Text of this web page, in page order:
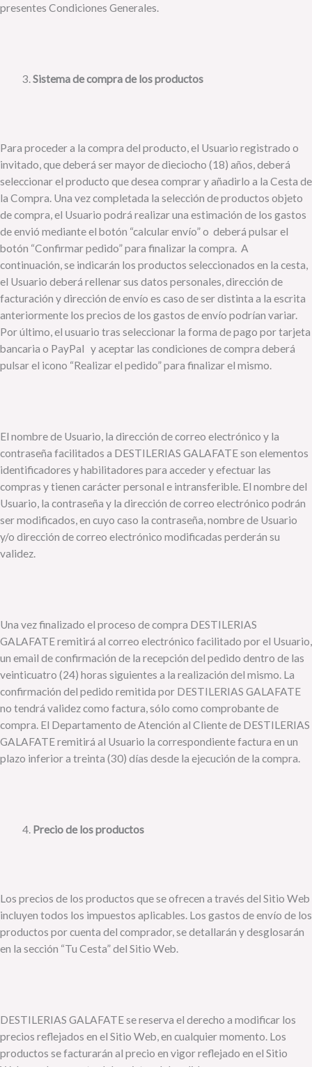
presentes Condiciones Generales.
Sistema de compra de los productos
Para proceder a la compra del producto, el Usuario registrado o
invitado, que deberá ser mayor de dieciocho (18) años, deberá
seleccionar el producto que desea comprar y añadirlo a la Cesta de
la Compra. Una vez completada la selección de productos objeto
de compra, el Usuario podrá realizar una estimación de los gastos
de envió mediante el botón “calcular envío” o deberá pulsar el
botón “Confirmar pedido” para finalizar la compra. A
continuación, se indicarán los productos seleccionados en la cesta,
el Usuario deberá rellenar sus datos personales, dirección de
facturación y dirección de envío es caso de ser distinta a la escrita
anteriormente los precios de los gastos de envío podrían variar.
Por último, el usuario tras seleccionar la forma de pago por tarjeta
bancaria o PayPal y aceptar las condiciones de compra deberá
pulsar el icono “Realizar el pedido” para finalizar el mismo.
El nombre de Usuario, la dirección de correo electrónico y la
contraseña facilitados a DESTILERIAS GALAFATE son elementos
identificadores y habilitadores para acceder y efectuar las
compras y tienen carácter personal e intransferible. El nombre del
Usuario, la contraseña y la dirección de correo electrónico podrán
ser modificados, en cuyo caso la contraseña, nombre de Usuario
y/o dirección de correo electrónico modificadas perderán su
validez.
Una vez finalizado el proceso de compra DESTILERIAS
GALAFATE remitirá al correo electrónico facilitado por el Usuario,
un email de confirmación de la recepción del pedido dentro de las
veinticuatro (24) horas siguientes a la realización del mismo. La
confirmación del pedido remitida por DESTILERIAS GALAFATE
no tendrá validez como factura, sólo como comprobante de
compra. El Departamento de Atención al Cliente de DESTILERIAS
GALAFATE remitirá al Usuario la correspondiente factura en un
plazo inferior a treinta (30) días desde la ejecución de la compra.
Precio de los productos
Los precios de los productos que se ofrecen a través del Sitio Web
incluyen todos los impuestos aplicables. Los gastos de envío de los
productos por cuenta del comprador, se detallarán y desglosarán
en la sección “Tu Cesta” del Sitio Web.
DESTILERIAS GALAFATE se reserva el derecho a modificar los
precios reflejados en el Sitio Web, en cualquier momento. Los
productos se facturarán al precio en vigor reflejado en el Sitio